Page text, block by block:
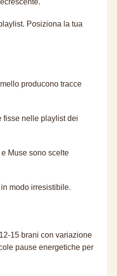
Posiziona la tua
producono tracce
fisse nelle playlist dei
Muse sono scelte
modo irresistibile.
15 brani con variazione
pause energetiche per